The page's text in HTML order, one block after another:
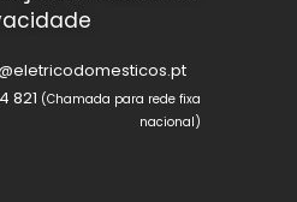
821 (Chamada para rede fixa
nacional)